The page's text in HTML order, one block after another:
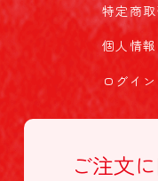
特定商
個人情
ログイン
ご注文